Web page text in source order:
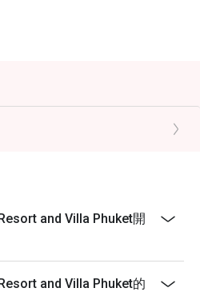
and Villa Phuket開
and Villa Phuket的